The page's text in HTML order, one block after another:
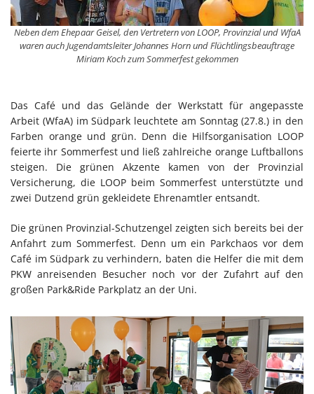
Neben dem Ehepaar Geisel, den Vertretern von LOOP, Provinzial und WfaA
waren auch Jugendamtsleiter Johannes Horn und Flüchtlingsbeauftrage
Miriam Koch zum Sommerfest gekommen
Das Café und das Gelände der Werkstatt für angepasste
Arbeit (WfaA) im Südpark leuchtete am Sonntag (27.8.) in den
Farben orange und grün. Denn die Hilfsorganisation LOOP
feierte ihr Sommerfest und ließ zahlreiche orange Luftballons
steigen. Die grünen Akzente kamen von der Provinzial
Versicherung, die LOOP beim Sommerfest unterstützte und
zwei Dutzend grün gekleidete Ehrenamtler entsandt.
Die grünen Provinzial-Schutzengel zeigten sich bereits bei der
Anfahrt zum Sommerfest. Denn um ein Parkchaos vor dem
Café im Südpark zu verhindern, baten die Helfer die mit dem
PKW anreisenden Besucher noch vor der Zufahrt auf den
großen Park&Ride Parkplatz an der Uni.